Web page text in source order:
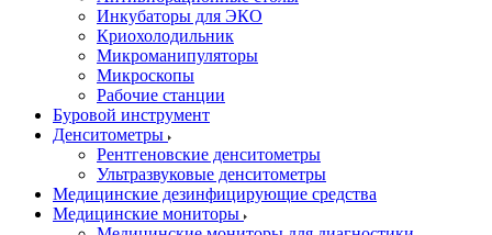
Инкубаторы для ЭКО
Криохолодильник
Микроманипуляторы
Микроскопы
Рабочие станции
Буровой инструмент
Денситометры
Рентгеновские денситометры
Ультразвуковые денситометры
Медицинские дезинфицирующие средства
Медицинские мониторы